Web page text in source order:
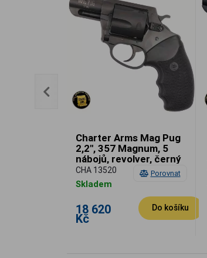
Porovnat
Charter Arms Mag Pug
2,2", 357 Magnum, 5
nábojů, revolver, černý
CHA 13520
Skladem
18 620
Kč
Do košíku